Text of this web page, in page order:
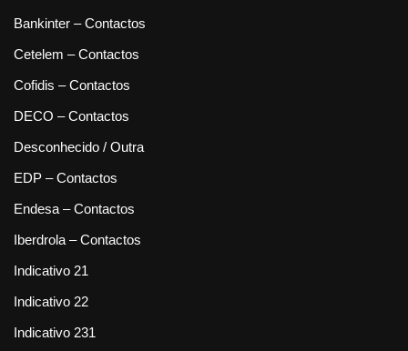
Bankinter – Contactos
Cetelem – Contactos
Cofidis – Contactos
DECO – Contactos
Desconhecido / Outra
EDP – Contactos
Endesa – Contactos
Iberdrola – Contactos
Indicativo 21
Indicativo 22
Indicativo 231